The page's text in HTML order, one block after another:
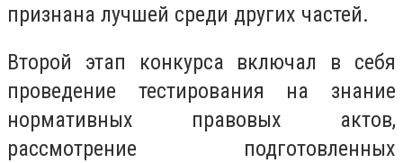
признана лучшей среди других частей.
Второй этап конкурса включал в себя
проведение тестирования на знание
нормативных правовых актов,
рассмотрение подготовленных